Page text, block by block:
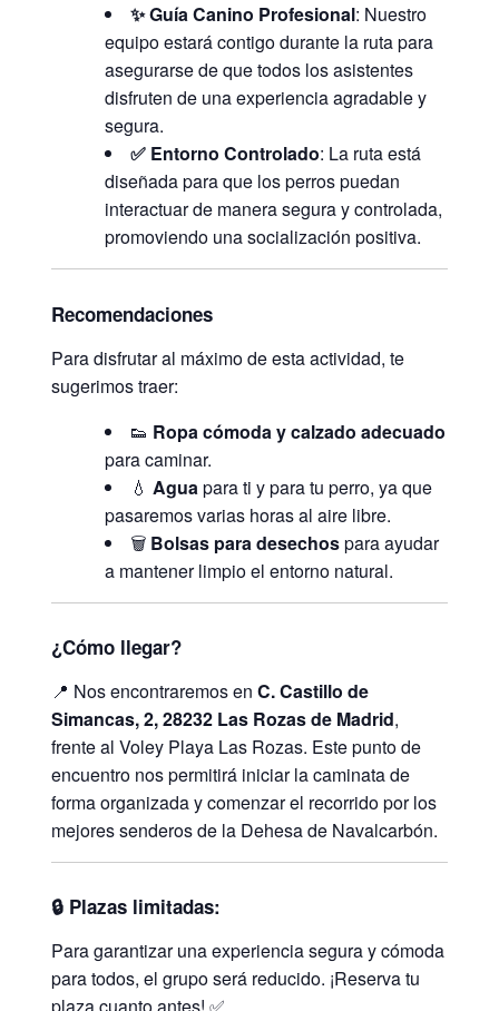
✨ Guía Canino Profesional: Nuestro
equipo estará contigo durante la ruta para
asegurarse de que todos los asistentes
disfruten de una experiencia agradable y
segura.
✅ Entorno Controlado: La ruta está
diseñada para que los perros puedan
interactuar de manera segura y controlada,
promoviendo una socialización positiva.
Recomendaciones
Para disfrutar al máximo de esta actividad, te
sugerimos traer:
👟 Ropa cómoda y calzado adecuado
para caminar.
💧 Agua para ti y para tu perro, ya que
pasaremos varias horas al aire libre.
🗑️ Bolsas para desechospara ayudar
a mantener limpio el entorno natural.
¿Cómo llegar?
📍 Nos encontraremos enC. Castillo de
Simancas, 2, 28232 Las Rozas de Madrid,
frente al Voley Playa Las Rozas. Este punto de
encuentro nos permitirá iniciar la caminata de
forma organizada y comenzar el recorrido por los
mejores senderos de la Dehesa de Navalcarbón.
🔒 Plazas limitadas:
Para garantizar una experiencia segura y cómoda
para todos, el grupo será reducido. ¡Reserva tu